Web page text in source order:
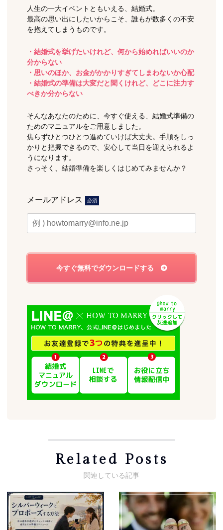
人生の一大イベントともいえる、結婚式。
最高の思い出にしたいからこそ、誰もが数多くの不安
を抱えてしまうものです。
・結婚式を挙げたいけれど、何から始めればいいのか
分からない
・思いのほか、お金がかかりすぎてしまわないか心配
・結婚式の準備は大変だと聞くけれど、どこに注力す
べきか分からない
そんなあなたのために、今すぐ使える、結婚式準備の
ためのマニュアルをご用意しました。
焦らずひとつひとつ進めていけば大丈夫。手順をしっ
かりと把握できるので、安心して当日を迎えられるよ
うになります。
さっそく、結婚準備を楽しくはじめてみませんか？
メールアドレス 必須
Related Posts